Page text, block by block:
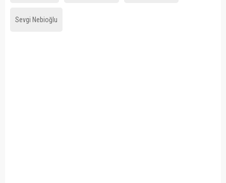
Sevgi Nebioğlu